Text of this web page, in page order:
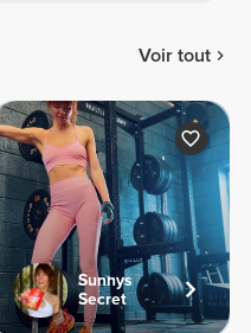
Voir tout
Sunnys
Secret